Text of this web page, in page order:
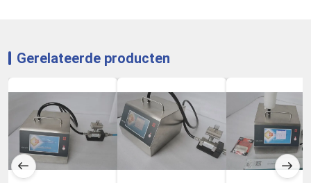
Gerelateerde producten